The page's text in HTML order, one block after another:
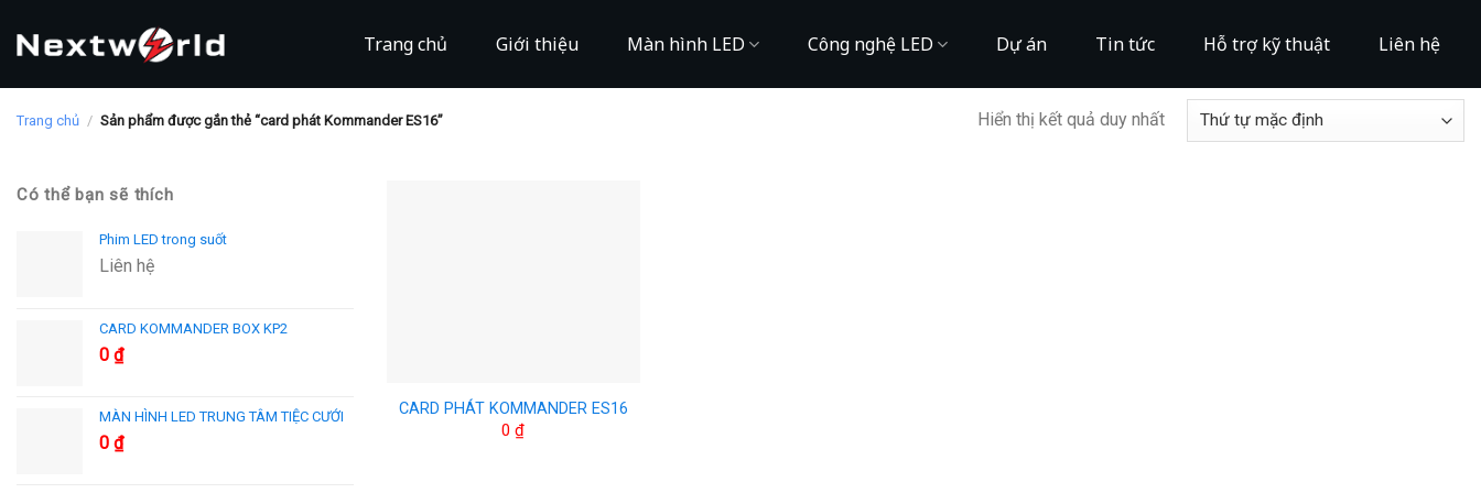
Trang chủ Giới thiệu Màn hình LED Công nghệ LED Dự án Tin tức Hỗ trợ kỹ thuật Liên hệ
Trang chủ / Sản phẩm được gắn thẻ “card phát Kommander ES16” Hiển thị kết quả duy nhất
Có thể bạn sẽ thích
Phim LED trong suốt
Liên hệ
CARD KOMMANDER BOX KP2
0 ₫
MÀN HÌNH LED TRUNG TÂM TIỆC CƯỚI
0 ₫
CARD PHÁT KOMMANDER ES16
0₫